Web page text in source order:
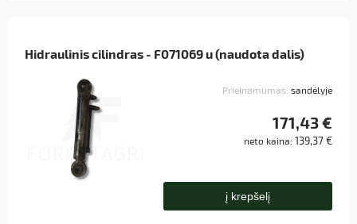
Hidraulinis cilindras - F071069 u (naudota dalis)
Prieinamumas: sandėlyje
171,43 €
neto kaina: 139,37 €
į krepšelį